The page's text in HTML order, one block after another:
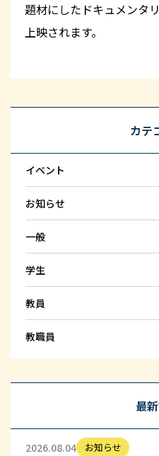
題材にしたドキュメンタ
上映されます。
カテ
イベント
お知らせ
一般
学生
教員
教職員
最
2026.08.04 お知らせ